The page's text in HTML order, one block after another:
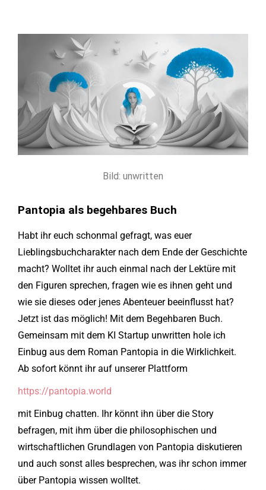
Bild: unwritten
Pantopia als begehbares Buch
Habt ihr euch schonmal gefragt, was euer
Lieblingsbuchcharakter nach dem Ende der Geschichte
macht? Wolltet ihr auch einmal nach der Lektüre mit
den Figuren sprechen, fragen wie es ihnen geht und
wie sie dieses oder jenes Abenteuer beeinflusst hat?
Jetzt ist das möglich! Mit dem Begehbaren Buch.
Gemeinsam mit dem KI Startup unwritten hole ich
Einbug aus dem Roman Pantopia in die Wirklichkeit.
Ab sofort könnt ihr auf unserer Plattform
https://pantopia.world
mit Einbug chatten. Ihr könnt ihn über die Story
befragen, mit ihm über die philosophischen und
wirtschaftlichen Grundlagen von Pantopia diskutieren
und auch sonst alles besprechen, was ihr schon immer
über Pantopia wissen wolltet.